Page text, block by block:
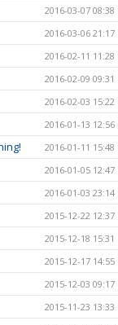
2016-03-07 08:38
2016-03-06 21:17
2016-02-11 11:28
2016-02-09 09:31
2016-02-03 15:22
2016-01-13 12:56
2016-01-11 15:48
2016-01-05 12:47
2016-01-03 23:14
2015-12-22 12:37
2015-12-18 15:31
2015-12-17 14:55
2015-12-03 09:17
2015-11-23 13:33